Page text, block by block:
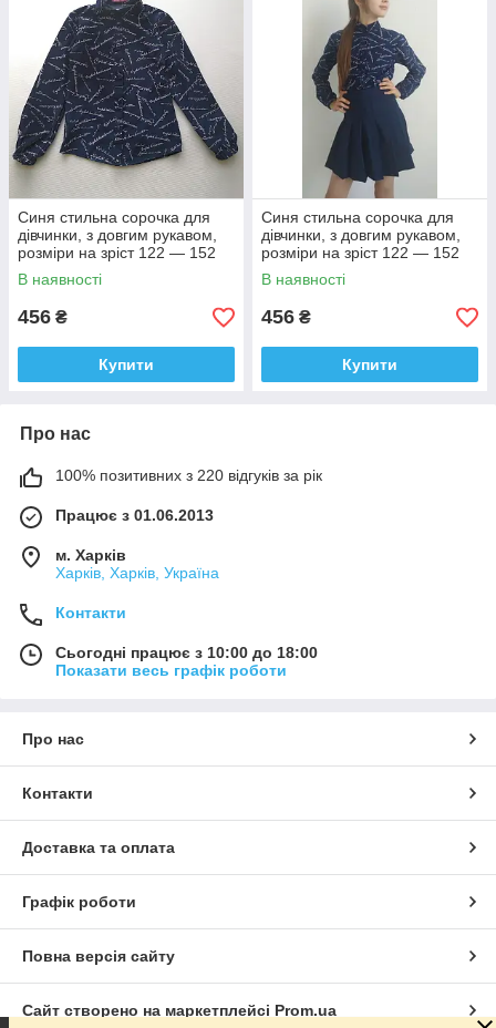
Синя стильна сорочка для
дівчинки, з довгим рукавом,
розміри на зріст 122 — 152
В наявності
456 ₴
Купити
Синя стильна сорочка для
дівчинки, з довгим рукавом,
розміри на зріст 122 — 152
В наявності
456 ₴
Купити
Про нас
100% позитивних з 220 відгуків за рік
Працює з 01.06.2013
м. Харків
Харків, Харків, Україна
Контакти
Сьогодні працює з 10:00 до 18:00
Показати весь графік роботи
Про нас
Контакти
Доставка та оплата
Графік роботи
Повна версія сайту
Сайт створено на маркетплейсі Prom.ua